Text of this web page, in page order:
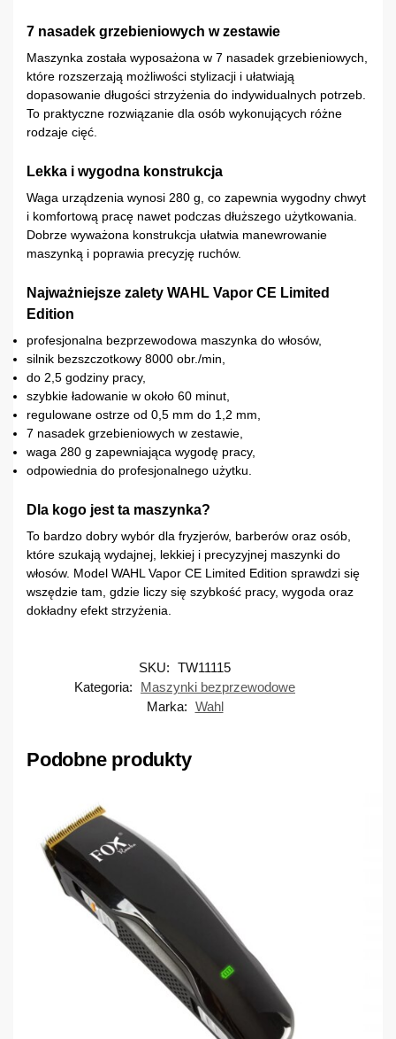
7 nasadek grzebieniowych w zestawie
Maszynka została wyposażona w 7 nasadek grzebieniowych,
które rozszerzają możliwości stylizacji i ułatwiają
dopasowanie długości strzyżenia do indywidualnych potrzeb.
To praktyczne rozwiązanie dla osób wykonujących różne
rodzaje cięć.
Lekka i wygodna konstrukcja
Waga urządzenia wynosi 280 g, co zapewnia wygodny chwyt
i komfortową pracę nawet podczas dłuższego użytkowania.
Dobrze wyważona konstrukcja ułatwia manewrowanie
maszynką i poprawia precyzję ruchów.
Najważniejsze zalety WAHL Vapor CE Limited
Edition
profesjonalna bezprzewodowa maszynka do włosów,
silnik bezszczotkowy 8000 obr./min,
do 2,5 godziny pracy,
szybkie ładowanie w około 60 minut,
regulowane ostrze od 0,5 mm do 1,2 mm,
7 nasadek grzebieniowych w zestawie,
waga 280 g zapewniająca wygodę pracy,
odpowiednia do profesjonalnego użytku.
Dla kogo jest ta maszynka?
To bardzo dobry wybór dla fryzjerów, barberów oraz osób,
które szukają wydajnej, lekkiej i precyzyjnej maszynki do
włosów. Model WAHL Vapor CE Limited Edition sprawdzi się
wszędzie tam, gdzie liczy się szybkość pracy, wygoda oraz
dokładny efekt strzyżenia.
SKU: TW11115
Kategoria:
Maszynki bezprzewodowe
Marka: Wahl
Podobne produkty